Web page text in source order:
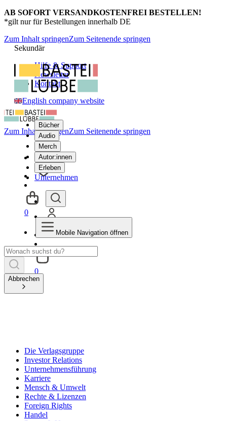
AB SOFORT VERSANDKOSTENFREI BESTELLEN!
*gilt nur für Bestellungen innerhalb DE
Zum Inhalt springenZum Seitenende springen
Sekundär
Hilfe & Support
Newsletter
Kontakt
English company website
Bücher
Audio
Merch
Autor:innen
Erleben
Unternehmen
0
Zum Inhalt springenZum Seitenende springen
0
Mobile Navigation öffnen
Abbrechen
Die Verlagsgruppe
Investor Relations
Unternehmensführung
Karriere
Mensch & Umwelt
Rechte & Lizenzen
Foreign Rights
Handel